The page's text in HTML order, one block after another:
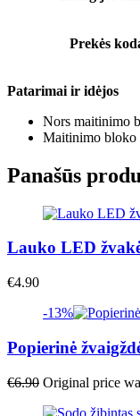
Prekės
Patarimai ir idėjos
Nors maitinimo
Maitinimo bloko
Panašūs
Lauko LED
€4.90
-13%
Popierinė
€6.90 Original price